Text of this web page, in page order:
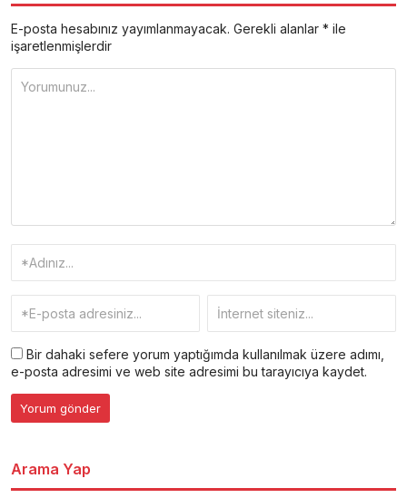
E-posta hesabınız yayımlanmayacak. Gerekli alanlar * ile
işaretlenmişlerdir
Bir dahaki sefere yorum yaptığımda kullanılmak üzere adımı,
e-posta adresimi ve web site adresimi bu tarayıcıya kaydet.
Arama Yap